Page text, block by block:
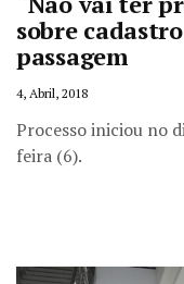
sobre
passagem
4, Abril, 2018
Processo iniciou no
feira (6).